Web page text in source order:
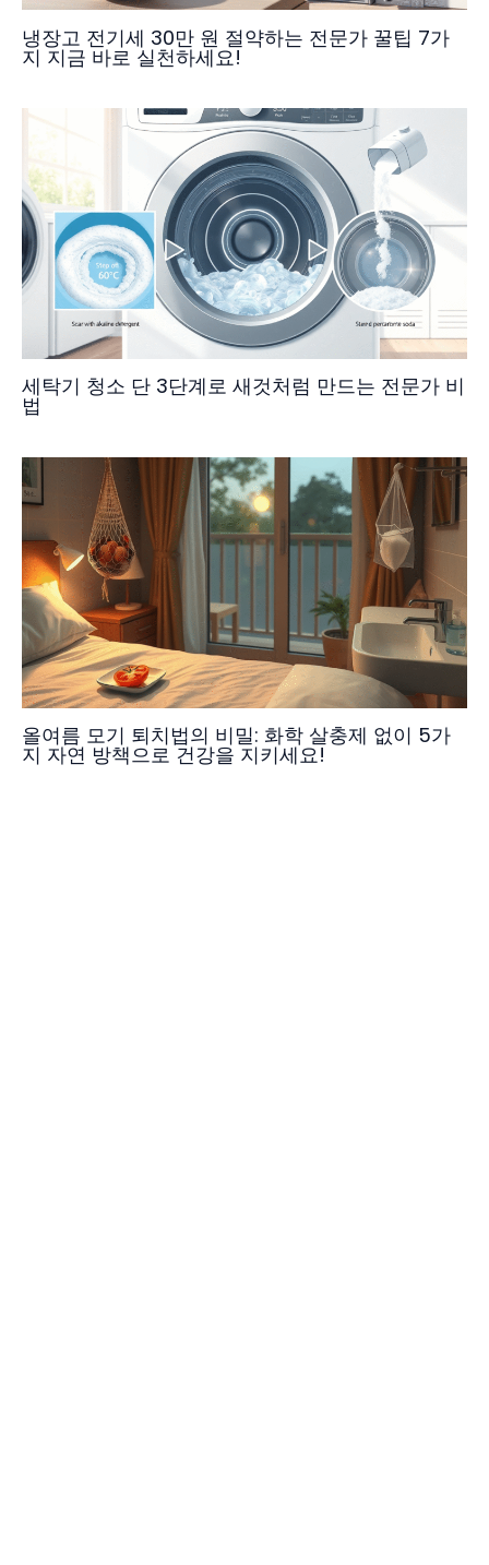
냉장고 전기세 30만 원 절약하는 전문가 꿀팁 7가
지 지금 바로 실천하세요!
세탁기 청소 단 3단계로 새것처럼 만드는 전문가 비
법
올여름 모기 퇴치법의 비밀: 화학 살충제 없이 5가
지 자연 방책으로 건강을 지키세요!